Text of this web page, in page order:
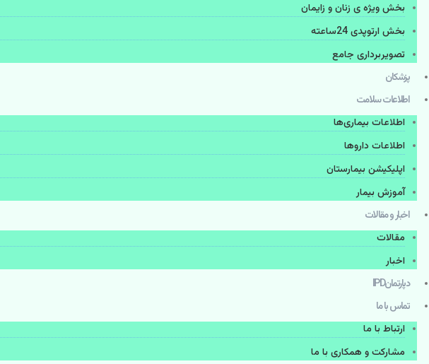
بخش ویژه ی زنان و زایمان
بخش ارتوپدی 24ساعته
تصویربرداری جامع
پزشكان
اطلاعات سلامت
اطلاعات بیماری‌ها
اطلاعات دارو‌ها
اپليكيشن بيمارستان
آموزش بیمار
اخبار و مقالات
مقالات
اخبار
دپارتمانIPD
تماس با ما
ارتباط با ما
مشاركت و همكاری با ما